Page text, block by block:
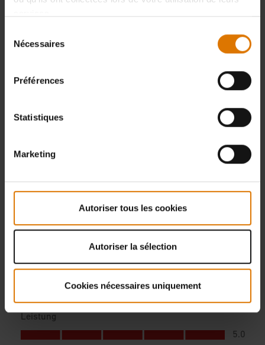
Nécessaires
Préférences
Statistiques
Marketing
Autoriser tous les cookies
Autoriser la sélection
Cookies nécessaires uniquement